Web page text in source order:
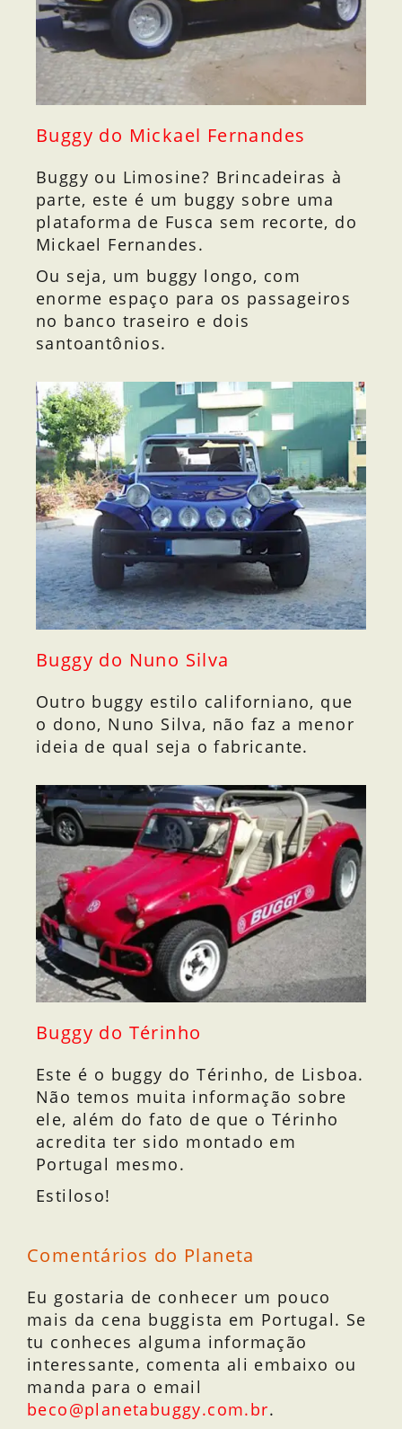
Buggy do Mickael Fernandes
Buggy ou Limosine? Brincadeiras à
parte, este é um buggy sobre uma
plataforma de Fusca sem recorte, do
Mickael Fernandes.
Ou seja, um buggy longo, com
enorme espaço para os passageiros
no banco traseiro e dois
santoantônios.
Buggy do Nuno Silva
Outro buggy estilo californiano, que
o dono, Nuno Silva, não faz a menor
ideia de qual seja o fabricante.
Buggy do Térinho
Este é o buggy do Térinho, de Lisboa.
Não temos muita informação sobre
ele, além do fato de que o Térinho
acredita ter sido montado em
Portugal mesmo.
Estiloso!
Comentários do Planeta
Eu gostaria de conhecer um pouco
mais da cena buggista em Portugal. Se
tu conheces alguma informação
interessante, comenta ali embaixo ou
manda para o email
beco@planetabuggy.com.br.